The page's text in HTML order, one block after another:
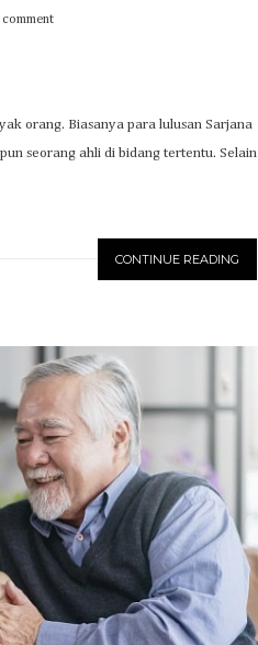
comment
orang. Biasanya para lulusan Sarjana
seorang ahli di bidang tertentu. Selain
CONTINUE READING